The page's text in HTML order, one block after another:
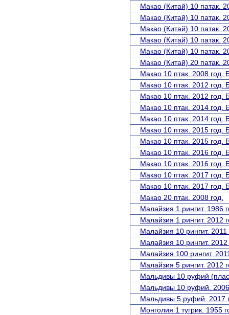
Макао (Китай) 10 патак.
Макао (Китай) 10 патак.
Макао (Китай) 10 патак.
Макао (Китай) 10 патак.
Макао (Китай) 10 патак.
Макао (Китай) 20 патак.
Макао 10 птак. 2008 год.
Макао 10 птак. 2012 год.
Макао 10 птак. 2012 год.
Макао 10 птак. 2014 год.
Макао 10 птак. 2014 год.
Макао 10 птак. 2015 год.
Макао 10 птак. 2015 год.
Макао 10 птак. 2016 год.
Макао 10 птак. 2016 год.
Макао 10 птак. 2017 год.
Макао 10 птак. 2017 год.
Макао 20 птак. 2008 год.
Малайзия 1 рингит. 1986
Малайзия 1 рингит. 2012
Малайзия 10 рингит. 2011
Малайзия 10 рингит. 2012
Малайзия 100 рингит.
Малайзия 5 рингит. 2012
Мальдивы 10 руфий
Мальдивы 10 руфий.
Мальдивы 5 руфий. 2017
Монголия 1 тугрик. 1955